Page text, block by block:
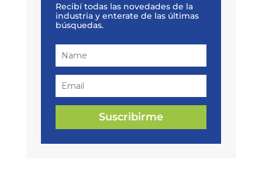
Recibí todas las novedades de la
industria y enterate de las últimas
búsquedas.
Suscribirme